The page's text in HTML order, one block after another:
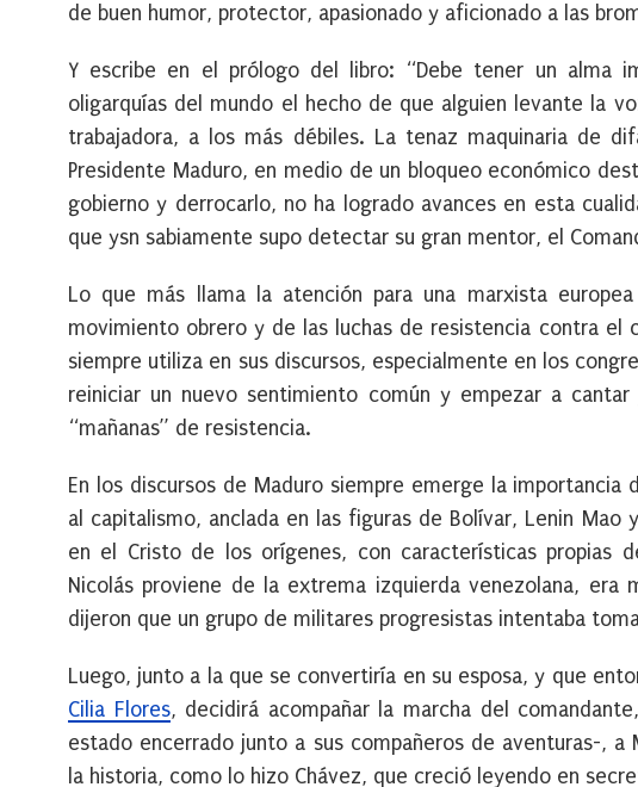
de buen humor, protector, apasionado y aficionado a las
Y escribe en el prólogo del libro: “Debe tener un alma
oligarquías del mundo el hecho de que alguien levante la
trabajadora, a los más débiles. La tenaz maquinaria de
Presidente Maduro, en medio de un bloqueo económico
gobierno y derrocarlo, no ha logrado avances en esta
que ysn sabiamente supo detectar su gran mentor, el
Lo que más llama la atención para una marxista
movimiento obrero y de las luchas de resistencia contra el
siempre utiliza en sus discursos, especialmente en los
reiniciar un nuevo sentimiento común y empezar a
“mañanas” de resistencia.
En los discursos de Maduro siempre emerge la importancia
al capitalismo, anclada en las figuras de Bolívar, Lenin Mao
en el Cristo de los orígenes, con características propias
Nicolás proviene de la extrema izquierda venezolana, era
dijeron que un grupo de militares progresistas intentaba
Luego, junto a la que se convertiría en su esposa, y que
Cilia Flores, decidirá acompañar la marcha del
estado encerrado junto a sus compañeros de aventuras-, a
la historia, como lo hizo Chávez, que creció leyendo en